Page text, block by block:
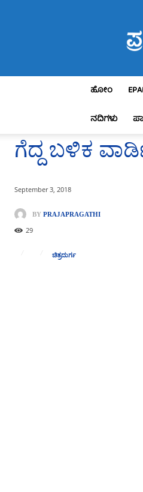
ಹೋಂ
ನದಿಗಳು
ಗೆದ್ದ ಬಳಿಕ
September 3, 2018
BY PRAJAPRAGATHI
29
ಚಿತ್ರದುರ್ಗ